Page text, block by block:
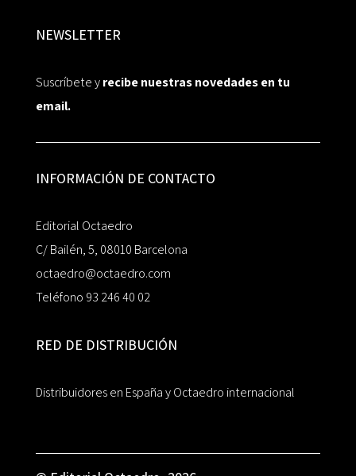
NEWSLETTER
Suscríbete yrecibe nuestras novedades en tu
email.
INFORMACIÓN DE CONTACTO
Editorial Octaedro
C/ Bailén, 5, 08010 Barcelona
octaedro@octaedro.com
Teléfono 93 246 40 02
RED DE DISTRIBUCIÓN
Distribuidores en España y Octaedro internacional